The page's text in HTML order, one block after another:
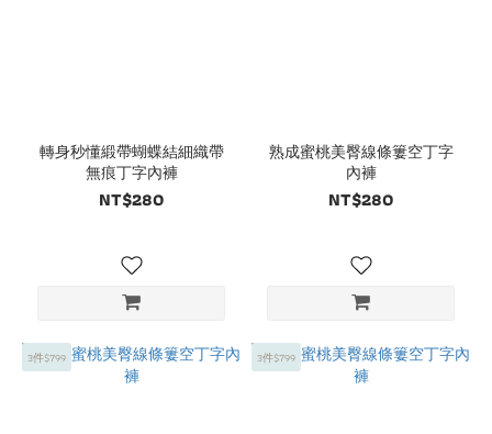
轉身秒懂緞帶蝴蝶結細織帶
無痕丁字內褲
NT$280
熟成蜜桃美臀線條簍空丁字
內褲
NT$280
3件$799 3件$799